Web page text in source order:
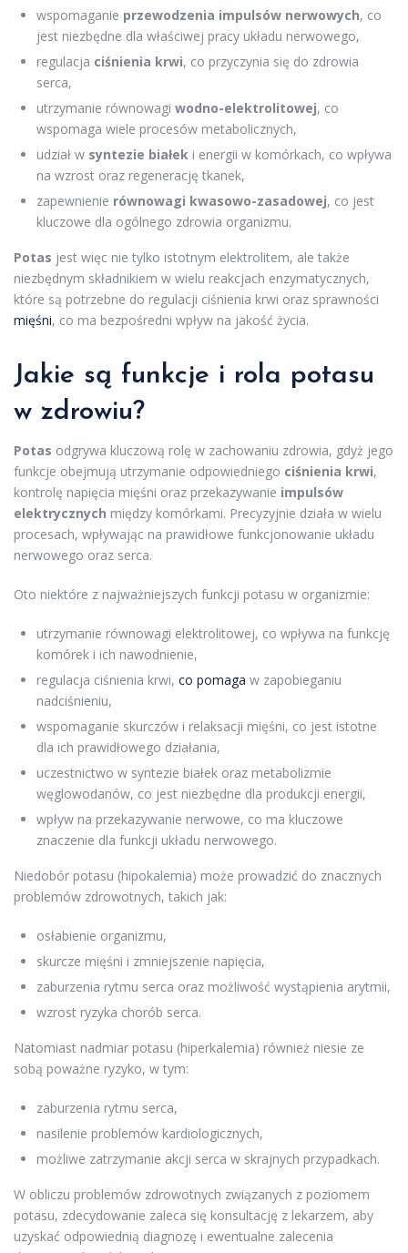
wspomaganie przewodzenia impulsów nerwowych, co
jest niezbędne dla właściwej pracy układu nerwowego,
regulacja ciśnienia krwi, co przyczynia się do zdrowia
serca,
utrzymanie równowagi wodno-elektrolitowej, co
wspomaga wiele procesów metabolicznych,
udział w syntezie białek i energii w komórkach, co wpływa
na wzrost oraz regenerację tkanek,
zapewnienie równowagi kwasowo-zasadowej, co jest
kluczowe dla ogólnego zdrowia organizmu.
Potas jest więc nie tylko istotnym elektrolitem, ale także
niezbędnym składnikiem w wielu reakcjach enzymatycznych,
które są potrzebne do regulacji ciśnienia krwi oraz sprawności
mięśni, co ma bezpośredni wpływ na jakość życia.
Jakie są funkcje i rola potasu
w zdrowiu?
Potas odgrywa kluczową rolę w zachowaniu zdrowia, gdyż jego
funkcje obejmują utrzymanie odpowiedniego ciśnienia krwi,
kontrolę napięcia mięśni oraz przekazywanie impulsów
elektrycznych między komórkami. Precyzyjnie działa w wielu
procesach, wpływając na prawidłowe funkcjonowanie układu
nerwowego oraz serca.
Oto niektóre z najważniejszych funkcji potasu w organizmie:
utrzymanie równowagi elektrolitowej, co wpływa na funkcję
komórek i ich nawodnienie,
regulacja ciśnienia krwi, co pomaga w zapobieganiu
nadciśnieniu,
wspomaganie skurczów i relaksacji mięśni, co jest istotne
dla ich prawidłowego działania,
uczestnictwo w syntezie białek oraz metabolizmie
węglowodanów, co jest niezbędne dla produkcji energii,
wpływ na przekazywanie nerwowe, co ma kluczowe
znaczenie dla funkcji układu nerwowego.
Niedobór potasu (hipokalemia) może prowadzić do znacznych
problemów zdrowotnych, takich jak:
osłabienie organizmu,
skurcze mięśni i zmniejszenie napięcia,
zaburzenia rytmu serca oraz możliwość wystąpienia arytmii,
wzrost ryzyka chorób serca.
Natomiast nadmiar potasu (hiperkalemia) również niesie ze
sobą poważne ryzyko, w tym:
zaburzenia rytmu serca,
nasilenie problemów kardiologicznych,
możliwe zatrzymanie akcji serca w skrajnych przypadkach.
W obliczu problemów zdrowotnych związanych z poziomem
potasu, zdecydowanie zaleca się konsultację z lekarzem, aby
uzyskać odpowiednią diagnozę i ewentualne zalecenia